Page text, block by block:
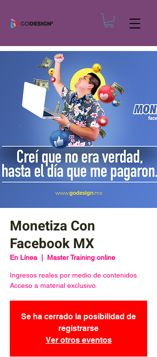
Monetiza Con
Facebook MX
En Línea
  |
Master Training online
Ingresos reales por medio de contenidos.
Acceso a material exclusivo.
Se ha cerrado la posibilidad de
registrarse
Ver otros eventos